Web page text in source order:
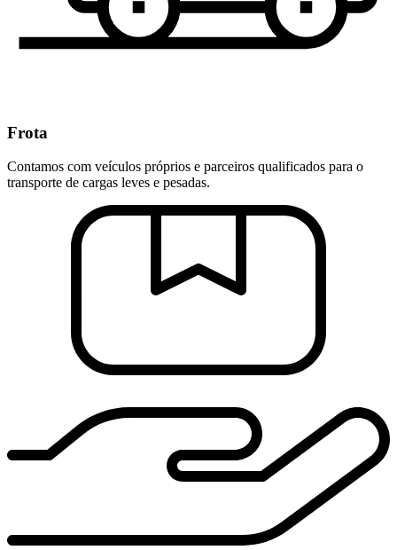
Frota
Contamos com veículos próprios e parceiros qualificados para o
transporte de cargas leves e pesadas.